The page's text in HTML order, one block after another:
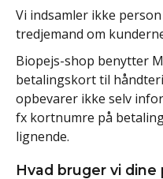
Vi indsamler ikke
tredjemand om
Biopejs-shop benytter
betalingskort til
opbevarer ikke selv
fx kortnumre på
lignende.
Hvad bruger vi